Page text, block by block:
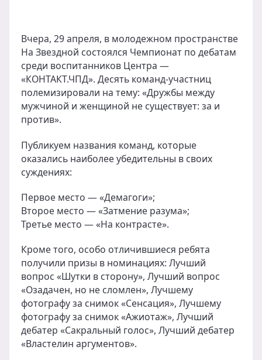
Вчера, 29 апреля, в молодежном пространстве
На Звездной состоялся Чемпионат по дебатам
среди воспитанников Центра —
«КОНТАКТ.ЧПД». Десять команд-участниц
полемизировали на тему: «Дружбы между
мужчиной и женщиной не существует: за и
против».
Публикуем названия команд, которые
оказались наиболее убедительны в своих
суждениях:
Первое место — «Демагоги»;
Второе место — «Затмение разума»;
Третье место — «На контрасте».
Кроме того, особо отличившиеся ребята
получили призы в номинациях: Лучший
вопрос «Шутки в сторону», Лучший вопрос
«Озадачен, но не сломлен», Лучшему
фотографу за снимок «Сенсация», Лучшему
фотографу за снимок «Ажиотаж», Лучший
дебатер «Сакральный голос», Лучший дебатер
«Властелин аргументов».